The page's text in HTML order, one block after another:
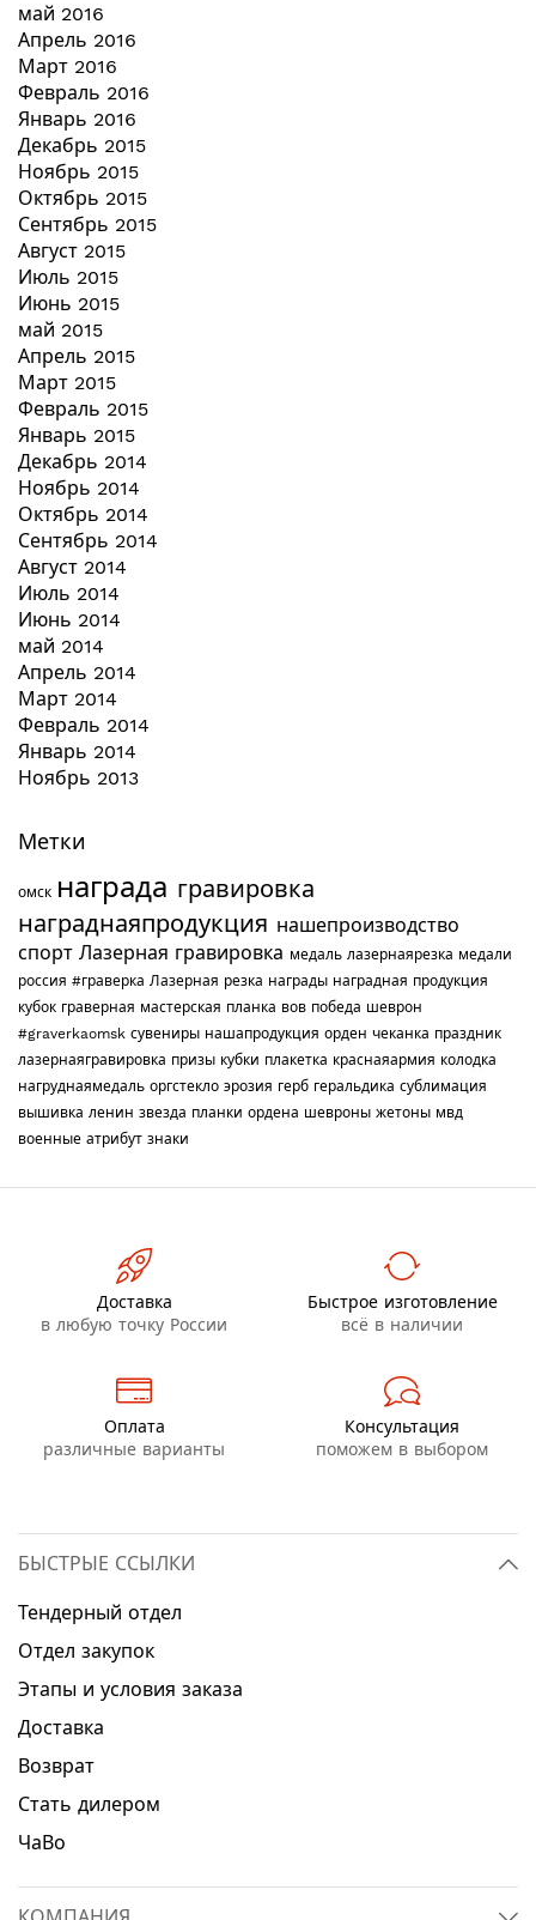
май 2016
Апрель 2016
Март 2016
Февраль 2016
Январь 2016
Декабрь 2015
Ноябрь 2015
Октябрь 2015
Сентябрь 2015
Август 2015
Июль 2015
Июнь 2015
май 2015
Апрель 2015
Март 2015
Февраль 2015
Январь 2015
Декабрь 2014
Ноябрь 2014
Октябрь 2014
Сентябрь 2014
Август 2014
Июль 2014
Июнь 2014
май 2014
Апрель 2014
Март 2014
Февраль 2014
Январь 2014
Ноябрь 2013
Метки
омск награда гравировка
награднаяпродукция нашепроизводство
спорт Лазерная гравировка медаль лазернаярезка медали
россия #граверка Лазерная резка награды наградная продукция
кубок граверная мастерская планка вов победа шеврон
#graverkaomsk сувениры нашапродукция орден чеканка праздник
лазернаягравировка призы кубки плакетка краснаяармия колодка
нагруднаямедаль оргстекло эрозия герб геральдика сублимация
вышивка ленин звезда планки ордена шевроны жетоны мвд
военные атрибут знаки
Доставка
в любую точку России
Быстрое изготовление
всё в наличии
Оплата
различные варианты
Консультация
поможем в выбором
БЫСТРЫЕ ССЫЛКИ
Тендерный отдел
Отдел закупок
Этапы и условия заказа
Доставка
Возврат
Стать дилером
ЧаВо